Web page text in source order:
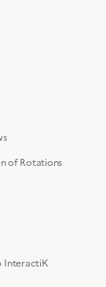
of Rotations
InteractiK